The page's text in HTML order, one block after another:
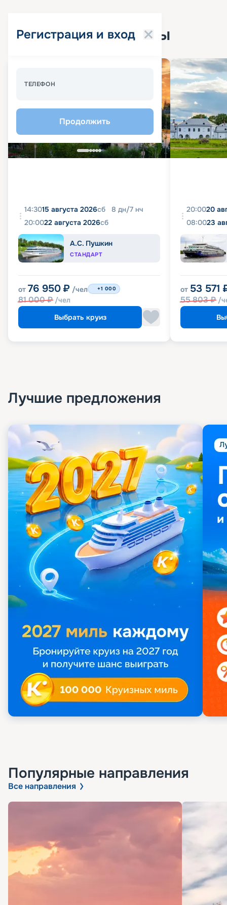
Регистрация и вход
ТЕЛЕФОН
Продолжить
Популярные круизы
14:3015 августа 2026сб 8 дн/7 нч
20:0022 августа 2026сб
А.С. Пушкин
СТАНДАРТ
от 76 950 ₽ /чел
81 000₽ /чел
+1 000
Выбрать круиз
20:0020
08:0023
от 53 571
55 803₽ /
Лучшие предложения
Популярные направления
Все направления